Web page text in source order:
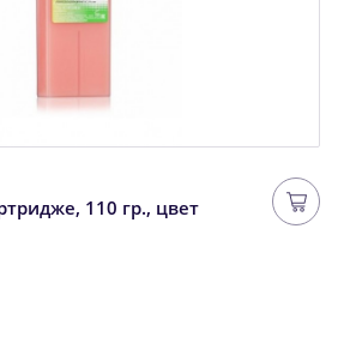
110 гр., цвет